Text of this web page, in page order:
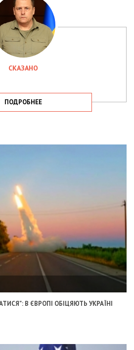
СКАЗАНО
ПОДРОБНЕЕ
В ЄВРОПІ ОБІЦЯЮТЬ УКРАЇНІ